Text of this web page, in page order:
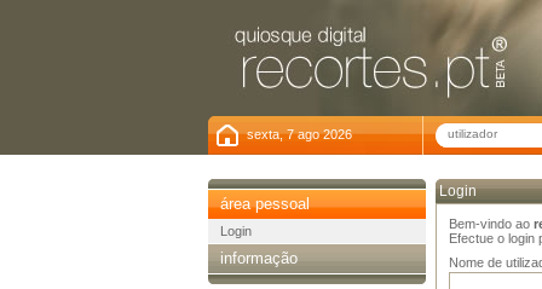
sexta, 7 ago 2026
área pessoal
Login
informação
Login
Bem-vindo ao
Efectue o login
Nome de